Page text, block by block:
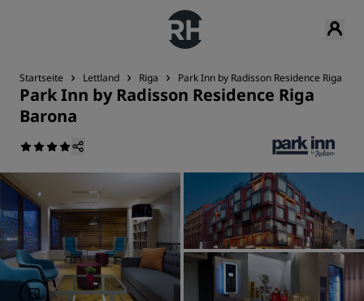
Startseite Lettland Riga Park Inn by Radisson Residence Riga
Park Inn by Radisson Residence Riga
Barona